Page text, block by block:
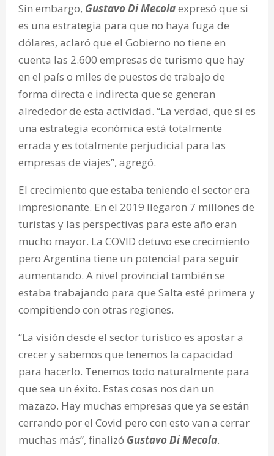
Sin embargo, Gustavo Di Mecolaexpresó que si
es una estrategia para que no haya fuga de
dólares, aclaró que el Gobierno no tiene en
cuenta las 2.600 empresas de turismo que hay
en el país o miles de puestos de trabajo de
forma directa e indirecta que se generan
alrededor de esta actividad. “La verdad, que si es
una estrategia económica está totalmente
errada y es totalmente perjudicial para las
empresas de viajes”, agregó.
El crecimiento que estaba teniendo el sector era
impresionante. En el 2019 llegaron 7 millones de
turistas y las perspectivas para este año eran
mucho mayor. La COVID detuvo ese crecimiento
pero Argentina tiene un potencial para seguir
aumentando. A nivel provincial también se
estaba trabajando para que Salta esté primera y
compitiendo con otras regiones.
“La visión desde el sector turístico es apostar a
crecer y sabemos que tenemos la capacidad
para hacerlo. Tenemos todo naturalmente para
que sea un éxito. Estas cosas nos dan un
mazazo. Hay muchas empresas que ya se están
cerrando por el Covid pero con esto van a cerrar
muchas más”, finalizó Gustavo Di Mecola.